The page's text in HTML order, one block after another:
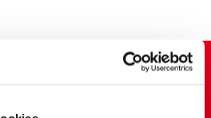
cambiar vidas